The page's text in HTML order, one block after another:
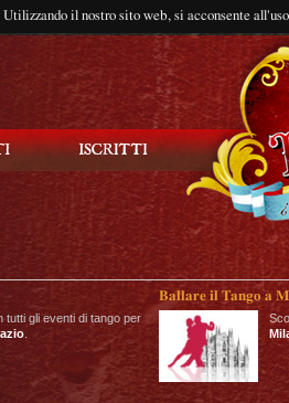
Utilizzando il nostro sito web, si acconsente
tutti gli eventi di tango per
Ballare il Tango a